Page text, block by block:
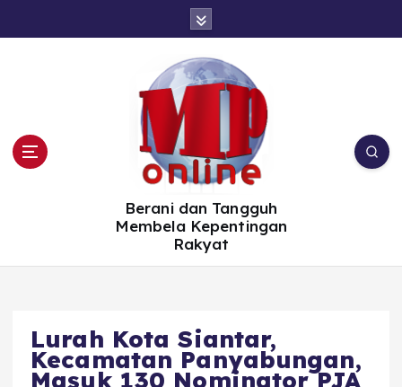
Berani dan Tangguh
Membela Kepentingan
Rakyat
Lurah Kota Siantar,
Kecamatan Panyabungan,
Masuk 130 Nominator PJA